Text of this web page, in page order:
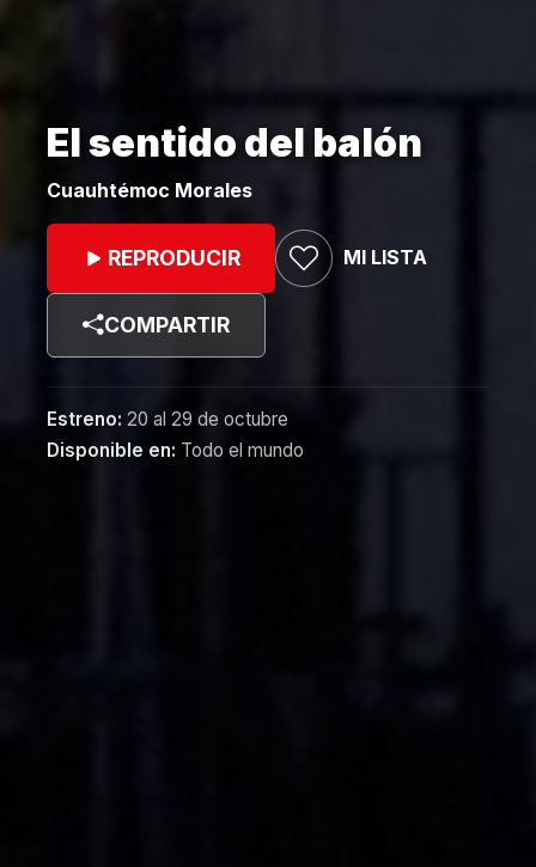
El sentido del balón
Cuauhtémoc Morales
REPRODUCIR MI LISTA
COMPARTIR
Estreno: 20 al 29 de octubre
Disponible en: Todo el mundo